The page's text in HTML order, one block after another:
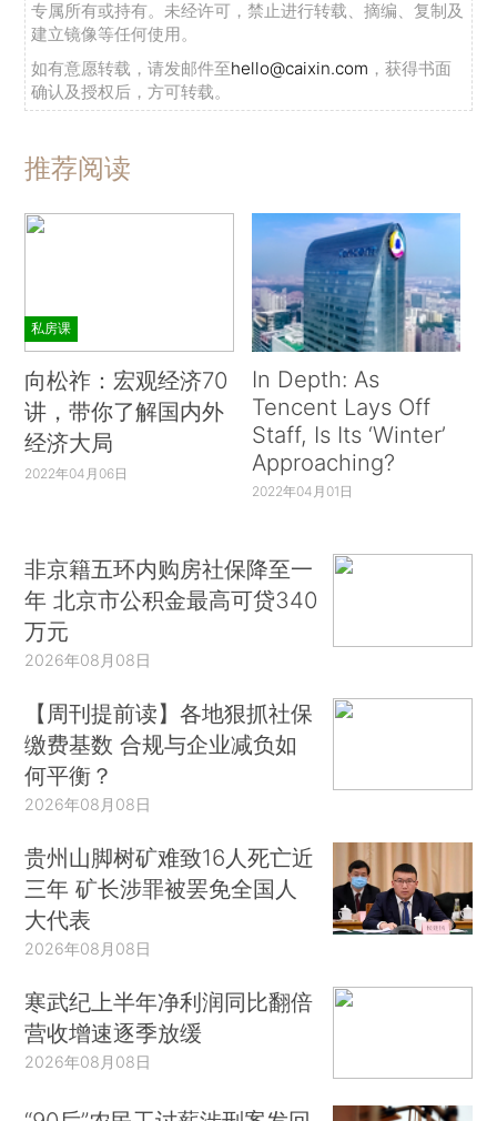
专属所有或持有。未经许可，禁止进行转载、摘编、复制及
建立镜像等任何使用。
如有意愿转载，请发邮件至hello@caixin.com ，获得书面
确认及授权后，方可转载。
推荐阅读
私房课
向松祚：宏观经济70
讲，带你了解国内外
经济大局
2022年04月06日
In Depth: As
Tencent Lays Off
Staff, Is Its ‘Winter’
Approaching?
2022年04月01日
非京籍五环内购房社保降至一
年 北京市公积金最高可贷340
万元
2026年08月08日
【周刊提前读】各地狠抓社保
缴费基数 合规与企业减负如
何平衡？
2026年08月08日
贵州山脚树矿难致16人死亡近
三年 矿长涉罪被罢免全国人
大代表
2026年08月08日
寒武纪上半年净利润同比翻倍
营收增速逐季放缓
2026年08月08日